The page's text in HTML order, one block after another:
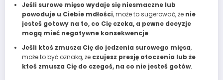
Jeśli surowe mięso wydaje się niesmaczne lub
powoduje u Ciebie mdłości, może to sugerować, że nie
jesteś gotowy na to, co Cię czeka, a pewne decyzje
mogą mieć negatywne konsekwencje.
Jeśli ktoś zmusza Cię do jedzenia surowego mięsa,
może to być oznaką, że czujesz presję otoczenia lub że
ktoś zmusza Cię do czegoś, na co nie jesteś gotów.